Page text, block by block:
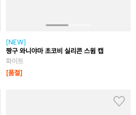
[NEW]
짱구 와니야마 초코비 실리콘 스윔 캡
화이트
[품절]